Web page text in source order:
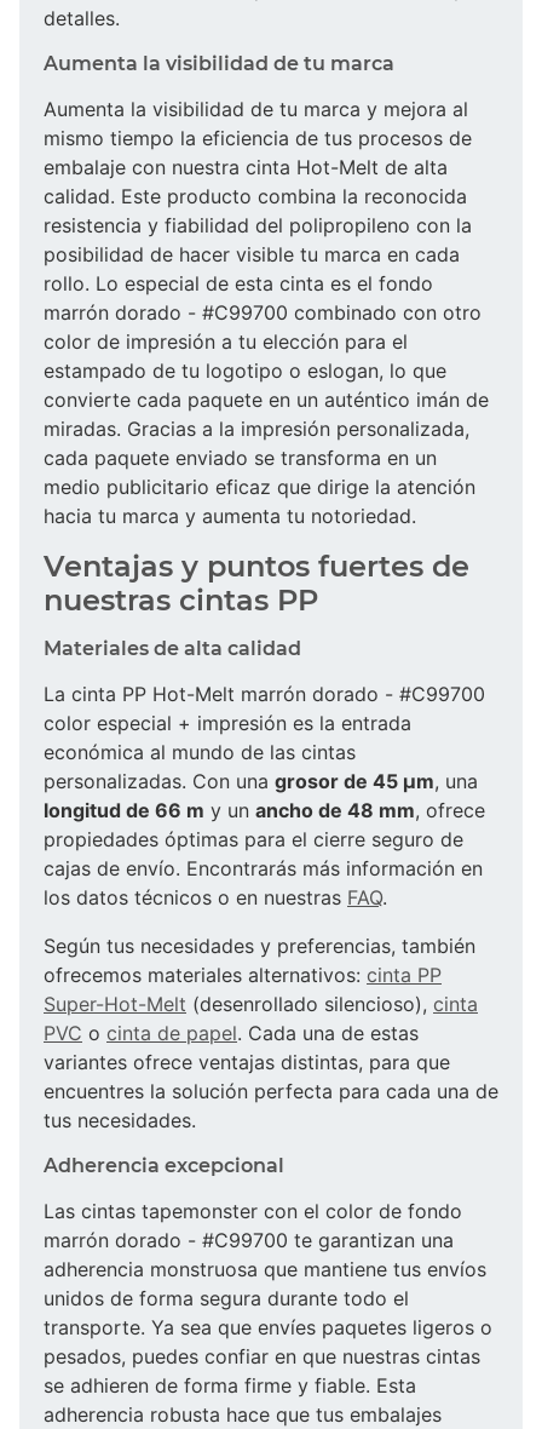
detalles.
Aumenta la visibilidad de tu marca
Aumenta la visibilidad de tu marca y mejora al
mismo tiempo la eficiencia de tus procesos de
embalaje con nuestra cinta Hot-Melt de alta
calidad. Este producto combina la reconocida
resistencia y fiabilidad del polipropileno con la
posibilidad de hacer visible tu marca en cada
rollo. Lo especial de esta cinta es el fondo
marrón dorado - #C99700 combinado con otro
color de impresión a tu elección para el
estampado de tu logotipo o eslogan, lo que
convierte cada paquete en un auténtico imán de
miradas. Gracias a la impresión personalizada,
cada paquete enviado se transforma en un
medio publicitario eficaz que dirige la atención
hacia tu marca y aumenta tu notoriedad.
Ventajas y puntos fuertes de
nuestras cintas PP
Materiales de alta calidad
La cinta PP Hot-Melt marrón dorado - #C99700
color especial + impresión es la entrada
económica al mundo de las cintas
personalizadas. Con una grosor de 45 µm, una
longitud de 66 m y un ancho de 48 mm, ofrece
propiedades óptimas para el cierre seguro de
cajas de envío. Encontrarás más información en
los datos técnicos o en nuestras FAQ.
Según tus necesidades y preferencias, también
ofrecemos materiales alternativos: cinta PP
Super-Hot-Melt (desenrollado silencioso), cinta
PVC o cinta de papel. Cada una de estas
variantes ofrece ventajas distintas, para que
encuentres la solución perfecta para cada una de
tus necesidades.
Adherencia excepcional
Las cintas tapemonster con el color de fondo
marrón dorado - #C99700 te garantizan una
adherencia monstruosa que mantiene tus envíos
unidos de forma segura durante todo el
transporte. Ya sea que envíes paquetes ligeros o
pesados, puedes confiar en que nuestras cintas
se adhieren de forma firme y fiable. Esta
adherencia robusta hace que tus embalajes